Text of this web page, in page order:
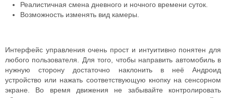
Реалистичная смена дневного и ночного времени суток.
Возможность изменять вид камеры.
Интерфейс управления очень прост и интуитивно понятен для
любого пользователя. Для того, чтобы направить автомобиль в
нужную сторону достаточно наклонить в неё Андроид
устройство или нажать соответствующую кнопку на сенсорном
экране. Во время движения не забывайте контролировать